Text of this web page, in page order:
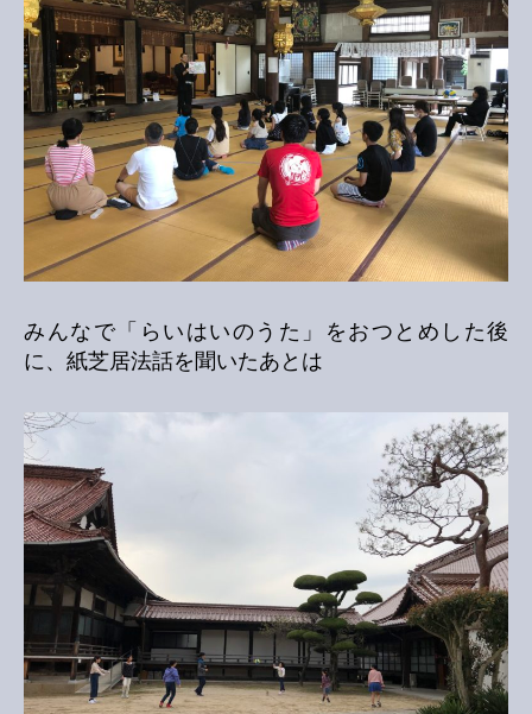
みんなで「らいはいのうた」をおつとめした後
に、紙芝居法話を聞いたあとは